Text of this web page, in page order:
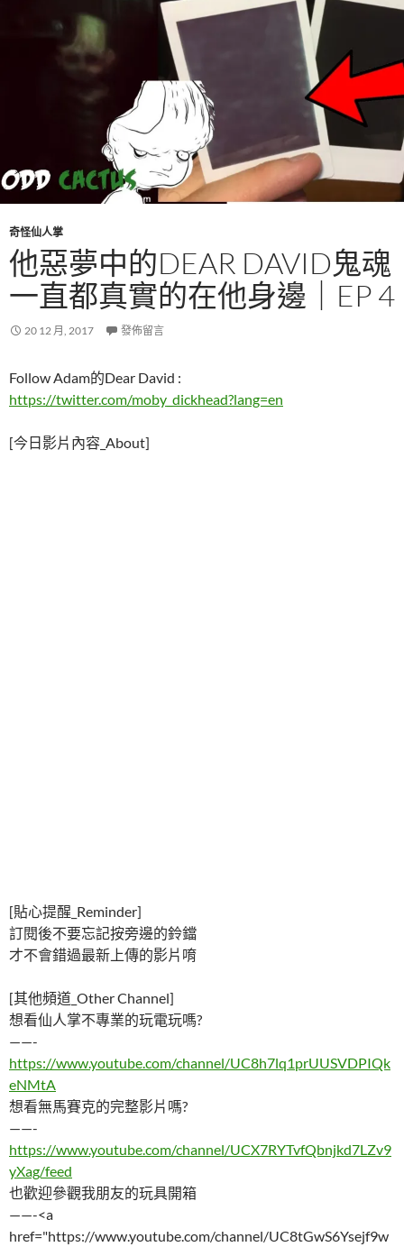
奇怪仙人掌
他惡夢中的DEAR DAVID鬼魂
一直都真實的在他身邊｜EP 4
20 12 月, 2017 發佈留言
Follow Adam的Dear David :
https://twitter.com/moby_dickhead?lang=en
[今日影片內容_About]
[貼心提醒_Reminder]
訂閱後不要忘記按旁邊的鈴鐺
才不會錯過最新上傳的影片唷
[其他頻道_Other Channel]
想看仙人掌不專業的玩電玩嗎?
——-
https://www.youtube.com/channel/UC8h7lq1prUUSVDPIQk
eNMtA
想看無馬賽克的完整影片嗎?
——-
https://www.youtube.com/channel/UCX7RYTvfQbnjkd7LZv9
yXag/feed
也歡迎參觀我朋友的玩具開箱
——-<a
href="https://www.youtube.com/channel/UC8tGwS6Ysejf9w